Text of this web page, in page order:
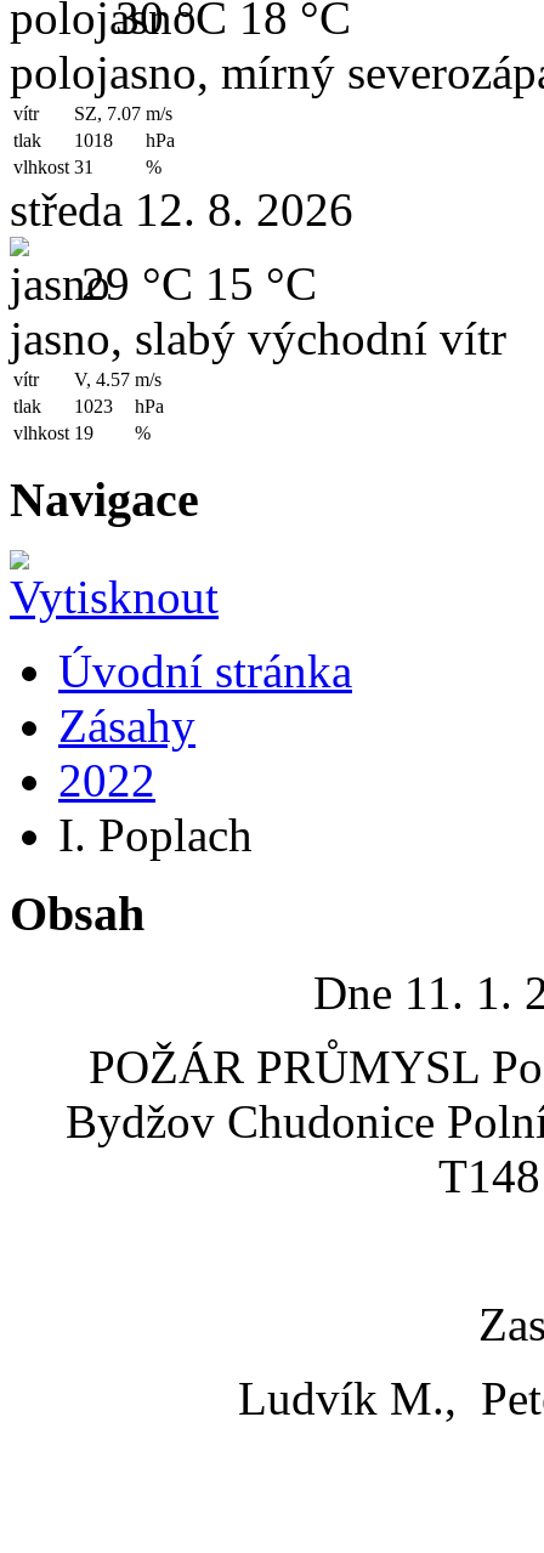
30 °C 18 °C
polojasno, mírný
vítr SZ, 7.07 m/s
tlak
1018
hPa
vlhkost 31 %
středa 12. 8. 2026
29 °C 15 °C
jasno, slabý východní vítr
vítr V, 4.57 m/s
tlak
1023
hPa
vlhkost 19 %
Navigace
Úvodní stránka
Zásahy
2022
I. Poplach
Obsah
Dne 11. 1.
POŽÁR PRŮMYSL
Bydžov Chudonice
Ludvík M.,